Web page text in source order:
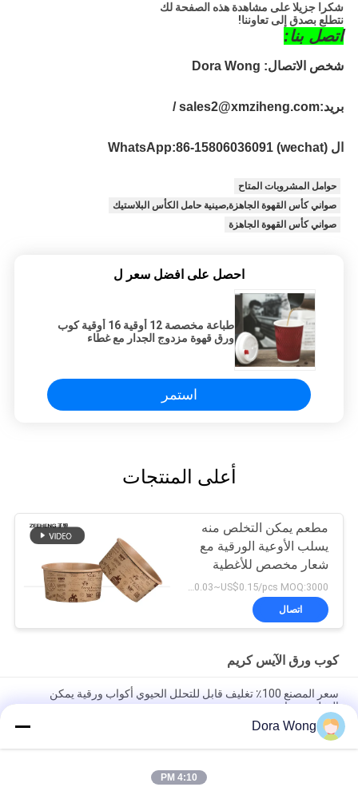
شكرا جزيلا على مشاهدة هذه الصفحة لك
نتطلع بصدق إلى تعاوننا!
اتصل بنا:
شخص الاتصال: Dora Wong
بريد:sales2@xmziheng.com /
ال WhatsApp: 86-15806036091 (wechat)
حوامل المشروبات المتاح
صواني كأس القهوة الجاهزة,صينية حامل الكأس البلاستيك
صواني كأس القهوة الجاهزة
احصل على افضل سعر ل
طباعة مخصصة 12 أوقية 16 أوقية كوب
ورق قهوة مزدوج الجدار مع غطاء
استمر
أعلى المنتجات
مطعم يمكن التخلص منه
يسلب الأوعية الورقية مع
شعار مخصص للأغطية
اتصال
كوب ورق الآيس كريم
سعر المصنع 100٪ تغليف قابل للتحلل الحيوي أكواب ورقية يمكن
التخلص منها
أكواب ورقية مطبوعة
Dora Wong
4:10 PM